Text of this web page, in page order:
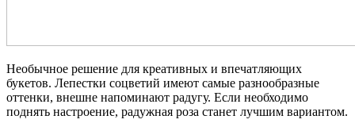
Необычное решение для креативных и впечатляющих
букетов. Лепестки соцветий имеют самые разнообразные
оттенки, внешне напоминают радугу. Если необходимо
поднять настроение, радужная роза станет лучшим вариантом.